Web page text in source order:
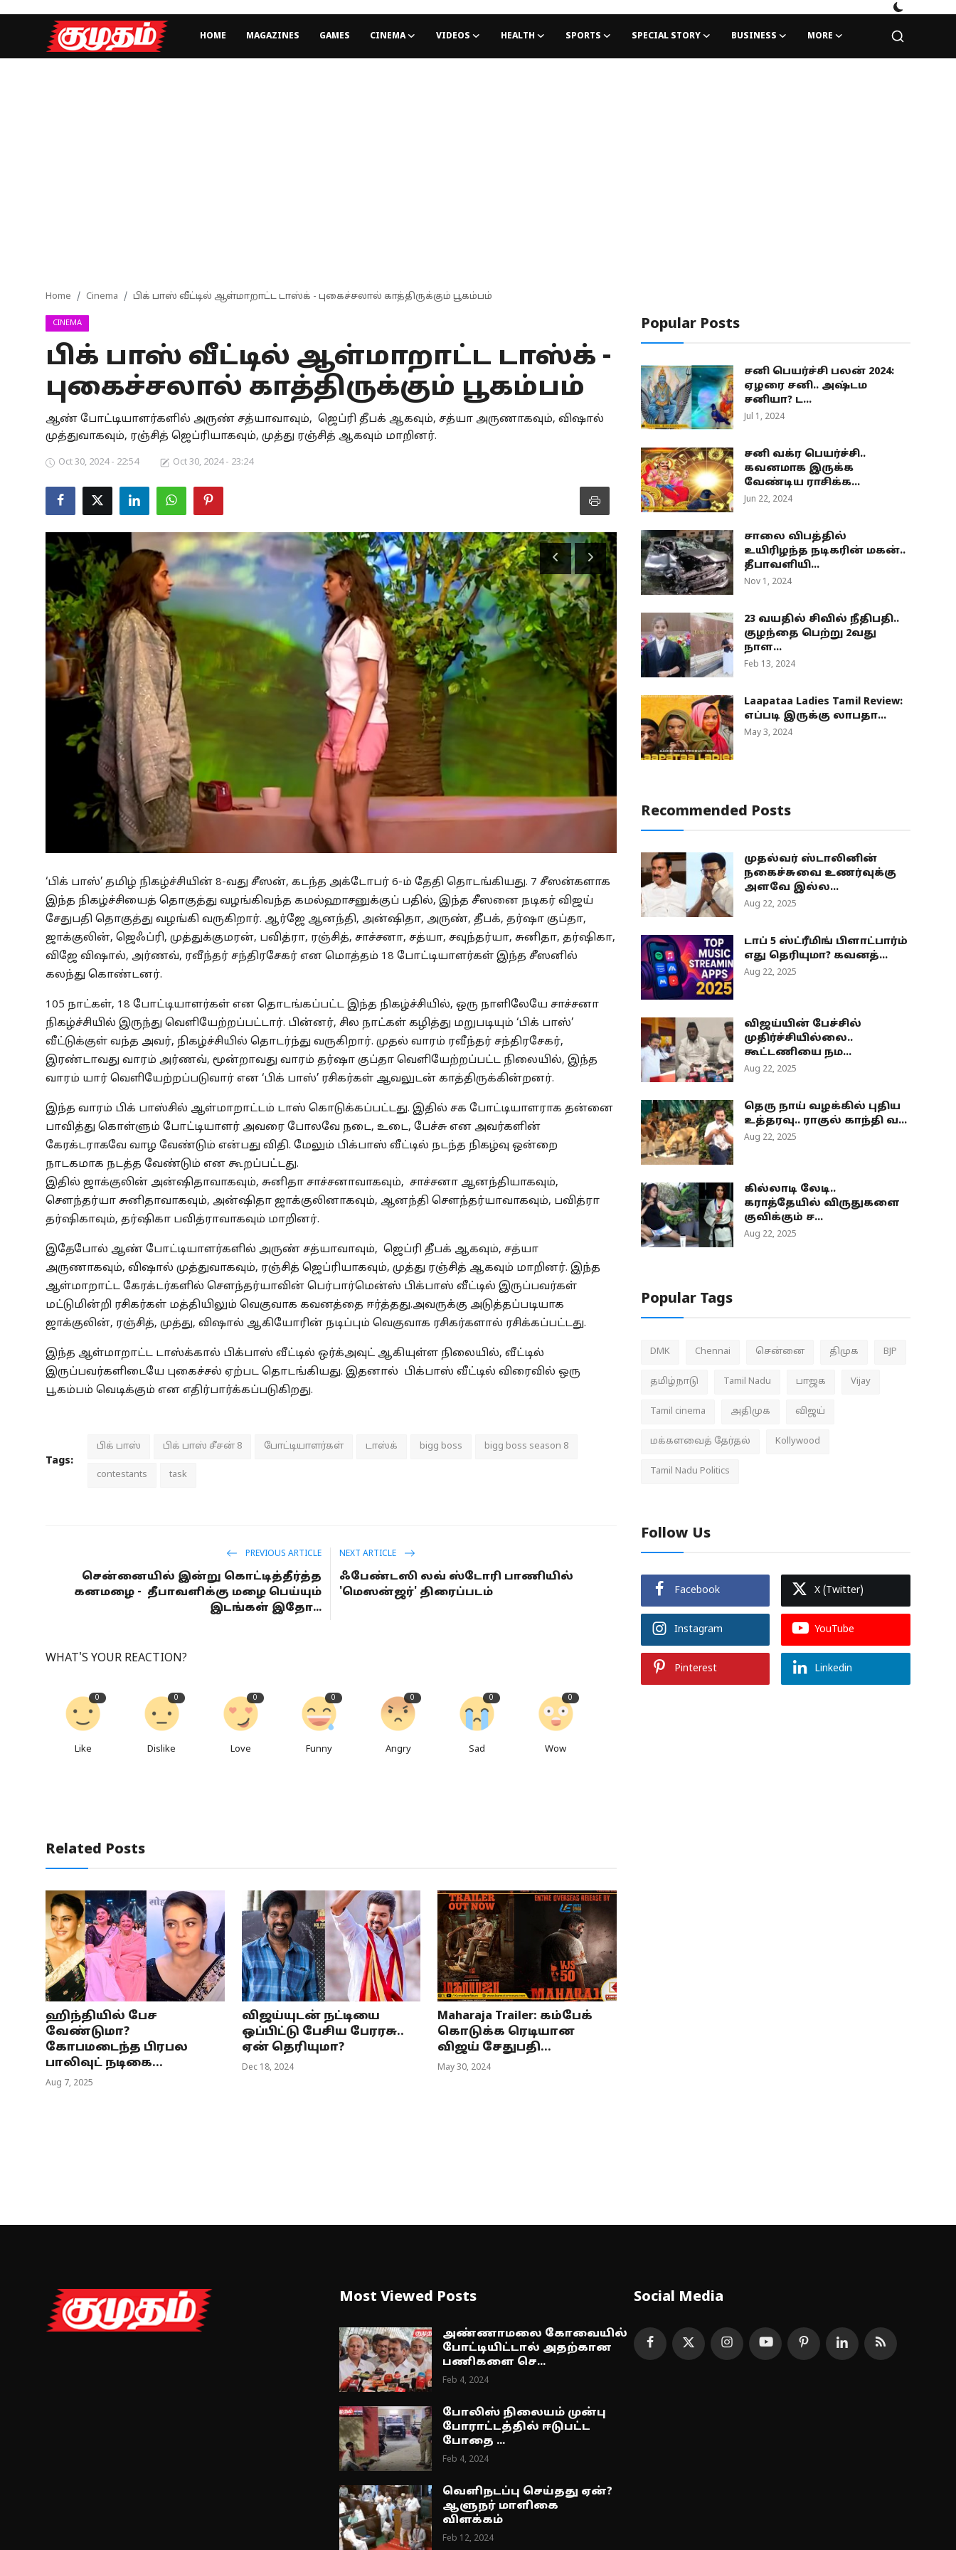
HOME MAGAZINES GAMES CINEMA VIDEOS HEALTH SPORTS SPECIAL STORY BUSINESS MORE
Business
Tamilnadu
National
Astrology
Spirituality
Weather
Politics
Home Cinema பிக் பாஸ் வீட்டில் ஆள்மாறாட்ட டாஸ்க் - புகைச்சலால் காத்திருக்கும் பூகம்பம்
CINEMA
பிக் பாஸ் வீட்டில் ஆள்மாறாட்ட டாஸ்க் -
புகைச்சலால் காத்திருக்கும் பூகம்பம்
ஆண் போட்டியாளர்களில் அருண் சத்யாவாவும், ஜெப்ரி தீபக் ஆகவும், சத்யா அருணாகவும், விஷால்
முத்துவாகவும், ரஞ்சித் ஜெப்ரியாகவும், முத்து ரஞ்சித் ஆகவும் மாறினர்.
Oct 30, 2024 - 22:54 Oct 30, 2024 - 23:24
‘பிக் பாஸ்’ தமிழ் நிகழ்ச்சியின் 8-வது சீஸன், கடந்த அக்டோபர் 6-ம் தேதி தொடங்கியது. 7 சீஸன்களாக
இந்த நிகழ்ச்சியைத் தொகுத்து வழங்கிவந்த கமல்ஹாசனுக்குப் பதில், இந்த சீஸனை நடிகர் விஜய்
சேதுபதி தொகுத்து வழங்கி வருகிறார். ஆர்ஜே ஆனந்தி, அன்ஷிதா, அருண், தீபக், தர்ஷா குப்தா,
ஜாக்குலின், ஜெஃப்ரி, முத்துக்குமரன், பவித்ரா, ரஞ்சித், சாச்சனா, சத்யா, சவுந்தர்யா, சுனிதா, தர்ஷிகா,
விஜே விஷால், அர்ணவ், ரவீந்தர் சந்திரசேகர் என மொத்தம் 18 போட்டியாளர்கள் இந்த சீஸனில்
கலந்து கொண்டனர்.
105 நாட்கள், 18 போட்டியாளர்கள் என தொடங்கப்பட்ட இந்த நிகழ்ச்சியில், ஒரு நாளிலேயே சாச்சனா
நிகழ்ச்சியில் இருந்து வெளியேற்றப்பட்டார். பின்னர், சில நாட்கள் கழித்து மறுபடியும் ‘பிக் பாஸ்’
வீட்டுக்குள் வந்த அவர், நிகழ்ச்சியில் தொடர்ந்து வருகிறார். முதல் வாரம் ரவீந்தர் சந்திரசேகர்,
இரண்டாவது வாரம் அர்ணவ், மூன்றாவது வாரம் தர்ஷா குப்தா வெளியேற்றப்பட்ட நிலையில், இந்த
வாரம் யார் வெளியேற்றப்படுவார் என ‘பிக் பாஸ்’ ரசிகர்கள் ஆவலுடன் காத்திருக்கின்றனர்.
இந்த வாரம் பிக் பாஸ்சில் ஆள்மாறாட்டம் டாஸ் கொடுக்கப்பட்டது. இதில் சக போட்டியாளராக தன்னை
பாவித்து கொள்ளும் போட்டியாளர் அவரை போலவே நடை, உடை, பேச்சு என அவர்களின்
கேரக்டராகவே வாழ வேண்டும் என்பது விதி. மேலும் பிக்பாஸ் வீட்டில் நடந்த நிகழ்வு ஒன்றை
நாடகமாக நடத்த வேண்டும் என கூறப்பட்டது.
இதில் ஜாக்குலின் அன்ஷிதாவாகவும், சுனிதா சாச்சனாவாகவும், சாச்சனா ஆனந்தியாகவும்,
செளந்தர்யா சுனிதாவாகவும், அன்ஷிதா ஜாக்குலினாகவும், ஆனந்தி செளந்தர்யாவாகவும், பவித்ரா
தர்ஷிகாவும், தர்ஷிகா பவித்ராவாகவும் மாறினர்.
இதேபோல் ஆண் போட்டியாளர்களில் அருண் சத்யாவாவும், ஜெப்ரி தீபக் ஆகவும், சத்யா
அருணாகவும், விஷால் முத்துவாகவும், ரஞ்சித் ஜெப்ரியாகவும், முத்து ரஞ்சித் ஆகவும் மாறினர். இந்த
ஆள்மாறாட்ட கேரக்டர்களில் செளந்தர்யாவின் பெர்பார்மென்ஸ் பிக்பாஸ் வீட்டில் இருப்பவர்கள்
மட்டுமின்றி ரசிகர்கள் மத்தியிலும் வெகுவாக கவனத்தை ஈர்த்தது.அவருக்கு அடுத்தப்படியாக
ஜாக்குலின், ரஞ்சித், முத்து, விஷால் ஆகியோரின் நடிப்பும் வெகுவாக ரசிகர்களால் ரசிக்கப்பட்டது.
இந்த ஆள்மாறாட்ட டாஸ்க்கால் பிக்பாஸ் வீட்டில் ஒர்க்அவுட் ஆகியுள்ள நிலையில், வீட்டில்
இருப்பவர்களிடையே புகைச்சல் ஏற்பட தொடங்கியது. இதனால் பிக்பாஸ் வீட்டில் விரைவில் ஒரு
பூகம்பம் வெடிக்கும் என எதிர்பார்க்கப்படுகிறது.
Tags:
பிக் பாஸ் பிக் பாஸ் சீசன் 8 போட்டியாளர்கள் டாஸ்க் bigg boss bigg boss season 8
contestants task
PREVIOUS ARTICLE
சென்னையில் இன்று கொட்டித்தீர்த்த
கனமழை - தீபாவளிக்கு மழை பெய்யும்
இடங்கள் இதோ...
NEXT ARTICLE
ஃபேண்டஸி லவ் ஸ்டோரி பாணியில்
'மெஸன்ஜர்' திரைப்படம்
WHAT'S YOUR REACTION?
0
Like
0
Dislike
0
Love
0
Funny
0
Angry
0
Sad
0
Wow
Related Posts
ஹிந்தியில் பேச
வேண்டுமா?
கோபமடைந்த பிரபல
பாலிவுட் நடிகை...
Aug 7, 2025
விஜய்யுடன் நட்டியை
ஒப்பிட்டு பேசிய பேரரசு..
ஏன் தெரியுமா?
Dec 18, 2024
Maharaja Trailer: கம்பேக்
கொடுக்க ரெடியான
விஜய் சேதுபதி...
May 30, 2024
Popular Posts
சனி பெயர்ச்சி பலன் 2024:
ஏழரை சனி.. அஷ்டம
சனியா? ட...
Jul 1, 2024
சனி வக்ர பெயர்ச்சி..
கவனமாக இருக்க
வேண்டிய ராசிக்க...
Jun 22, 2024
சாலை விபத்தில்
உயிரிழந்த நடிகரின் மகன்..
தீபாவளியி...
Nov 1, 2024
23 வயதில் சிவில் நீதிபதி..
குழந்தை பெற்று 2வது
நாள...
Feb 13, 2024
Laapataa Ladies Tamil Review:
எப்படி இருக்கு லாபதா...
May 3, 2024
Recommended Posts
முதல்வர் ஸ்டாலினின்
நகைச்சுவை உணர்வுக்கு
அளவே இல்ல...
Aug 22, 2025
டாப் 5 ஸ்ட்ரீமிங் பிளாட்பார்ம்
எது தெரியுமா? கவனத்...
Aug 22, 2025
விஜய்யின் பேச்சில்
முதிர்ச்சியில்லை..
கூட்டணியை நம...
Aug 22, 2025
தெரு நாய் வழக்கில் புதிய
உத்தரவு.. ராகுல் காந்தி வ...
Aug 22, 2025
கில்லாடி லேடி..
கராத்தேயில் விருதுகளை
குவிக்கும் ச...
Aug 22, 2025
Popular Tags
DMK Chennai சென்னை திமுக BJP
தமிழ்நாடு Tamil Nadu பாஜக Vijay
Tamil cinema அதிமுக விஜய்
மக்களவைத் தேர்தல் Kollywood
Tamil Nadu Politics
Follow Us
Facebook X (Twitter)
Instagram YouTube
Pinterest Linkedin
Most Viewed Posts
அண்ணாமலை கோவையில்
போட்டியிட்டால் அதற்கான
பணிகளை செ...
Feb 4, 2024
போலிஸ் நிலையம் முன்பு
போராட்டத்தில் ஈடுபட்ட
போதை ...
Feb 4, 2024
வெளிநடப்பு செய்தது ஏன்?
ஆளுநர் மாளிகை
விளக்கம்
Feb 12, 2024
Social Media